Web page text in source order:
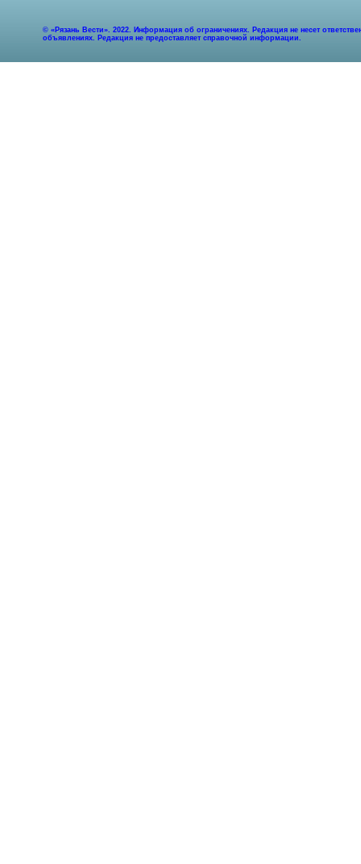
© «Рязань Вести». 2022. Информация об ограничениях. Редакция не несет
объявлениях. Редакция не предоставляет справочной информации.